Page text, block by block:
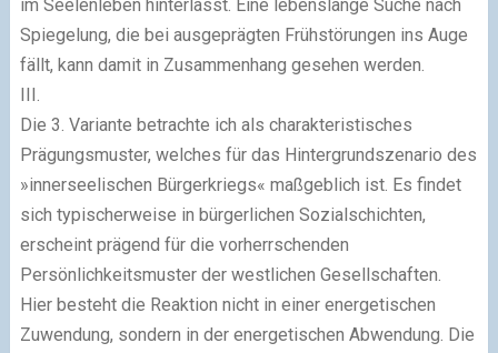
im Seelenleben hinterlässt. Eine lebenslange Suche nach
Spiegelung, die bei ausgeprägten Frühstörungen ins Auge
fällt, kann damit in Zusammenhang gesehen werden.
III.
Die 3. Variante betrachte ich als charakteristisches
Prägungsmuster, welches für das Hintergrundszenario des
»innerseelischen Bürgerkriegs« maßgeblich ist. Es findet
sich typischerweise in bürgerlichen Sozialschichten,
erscheint prägend für die vorherrschenden
Persönlichkeitsmuster der westlichen Gesellschaften.
Hier besteht die Reaktion nicht in einer energetischen
Zuwendung, sondern in der energetischen Abwendung. Die